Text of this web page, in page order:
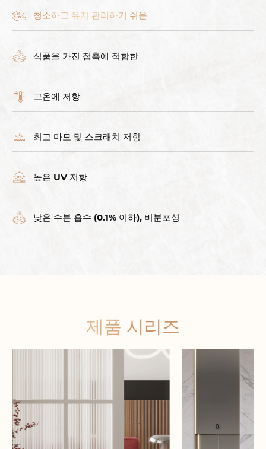
청소하고 유지 관리하기 쉬운
식품을 가진 접촉에 적합한
고온에 저항
최고 마모 및 스크래치 저항
높은 UV 저항
낮은 수분 흡수 (0.1% 이하), 비분포성
제품 시리즈